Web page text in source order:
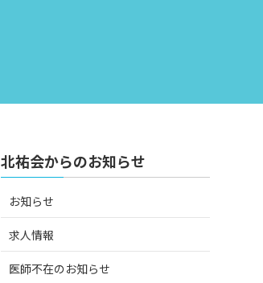
北祐会からのお知らせ
お知らせ
求人情報
医師不在のお知らせ